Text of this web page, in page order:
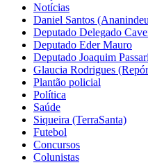
Notícias
Daniel Santos
Deputado Delegado
Deputado Eder Mauro
Deputado Joaquim
Glaucia Rodrigues
Plantão policial
Política
Saúde
Siqueira (TerraSanta)
Futebol
Concursos
Colunistas